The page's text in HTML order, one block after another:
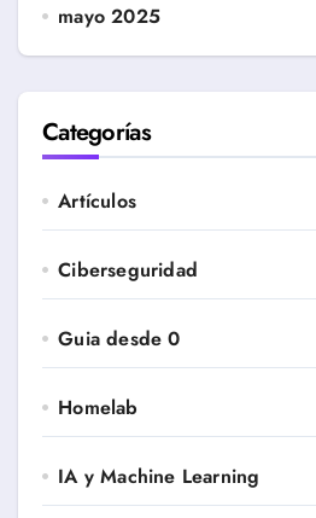
mayo 2025
Categorías
Artículos
Ciberseguridad
Guia desde 0
Homelab
IA y Machine Learning